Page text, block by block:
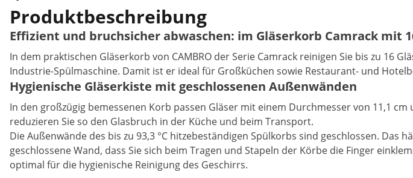
Produktbeschreibung
Effizient und bruchsicher abwaschen: im Gläserkorb Camrack mit
In dem praktischen Gläserkorb von CAMBRO der Serie Camrack reinigen Sie bis zu 16
Industrie-Spülmaschine. Damit ist er ideal für Großküchen sowie Restaurant- und
Hygienische Gläserkiste mit geschlossenen Außenwänden
In den großzügig bemessenen Korb passen Gläser mit einem Durchmesser von 11,1
reduzieren Sie so den Glasbruch in der Küche und beim Transport.
Die Außenwände des bis zu 93,3 °C hitzebeständigen Spülkorbs sind geschlossen.
geschlossene Wand, dass Sie sich beim Tragen und Stapeln der Körbe die Finger
optimal für die hygienische Reinigung des Geschirrs.